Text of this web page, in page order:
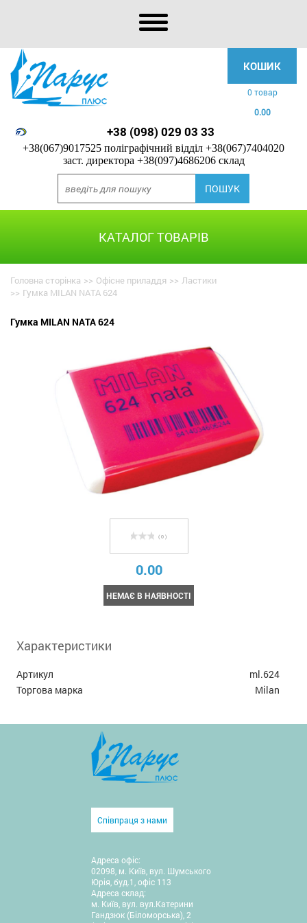
КОШИК
0 товар
0.00
+38 (098) 029 03 33
+38(067)9017525 поліграфічний відділ +38(067)7404020
заст. директора +38(097)4686206 склад
КАТАЛОГ ТОВАРІВ
Головна сторінка >> Офісне приладдя >> Ластики
>> Гумка MILAN NATA 624
Гумка MILAN NATA 624
( 0 )
0.00
НЕМАЄ В НАЯВНОСТІ
Характеристики
Артикул
ml.624
Торгова марка
Milan
Співпраця з нами
Адреса офіс:
02098, м. Київ, вул. Шумського
Юрія, буд.1, офіс 113
Адреса склад:
м. Київ, вул. вул.Катерини
Гандзюк (Біломорська), 2